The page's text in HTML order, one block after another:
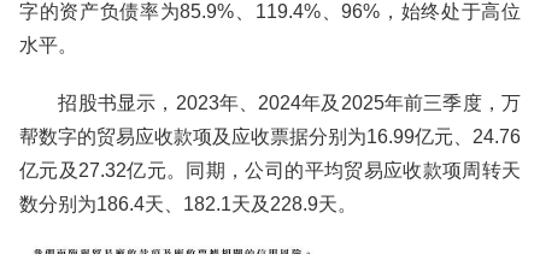
字的资产负债率为85.9%、119.4%、96%，始终处于高位
水平。
招股书显示，2023年、2024年及2025年前三季度，万
帮数字的贸易应收款项及应收票据分别为16.99亿元、24.76
亿元及27.32亿元。同期，公司的平均贸易应收款项周转天
数分别为186.4天、182.1天及228.9天。